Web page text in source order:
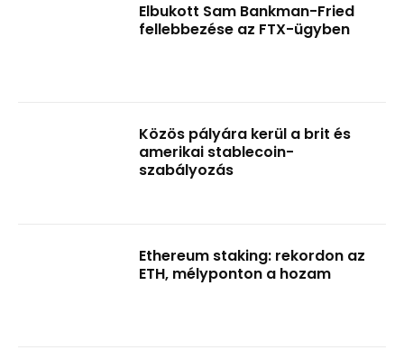
Elbukott Sam Bankman-Fried
fellebbezése az FTX-ügyben
Közös pályára kerül a brit és
amerikai stablecoin-
szabályozás
Ethereum staking: rekordon az
ETH, mélyponton a hozam